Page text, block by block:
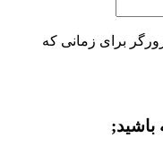
برای زمانی که